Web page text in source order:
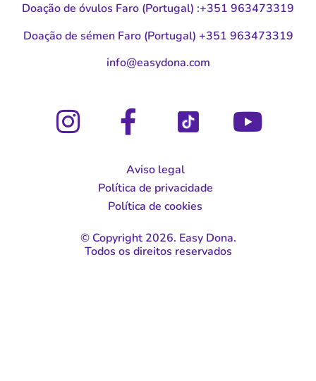
Doação de óvulos Faro (Portugal) :+351 963473319
Doação de sémen Faro (Portugal) +351 963473319
moc.anodysae@ofni
Aviso legal
Política de privacidade
Política de cookies
© Copyright 2026. Easy Dona.
Todos os direitos reservados